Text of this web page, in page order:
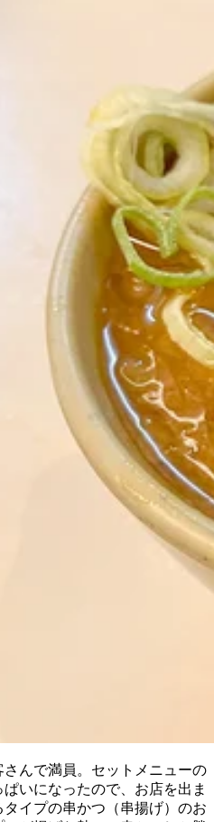
んで満員。セットメニューの
いになったので、お店を出ま
イプの串かつ（串揚げ）のお